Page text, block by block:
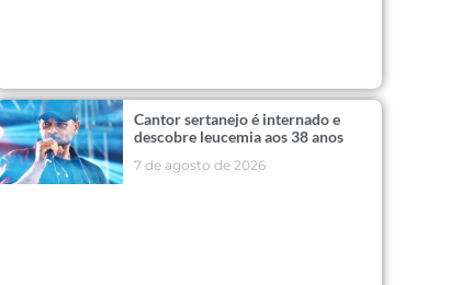
Cantor sertanejo é internado e
descobre leucemia aos 38 anos
7 de agosto de 2026